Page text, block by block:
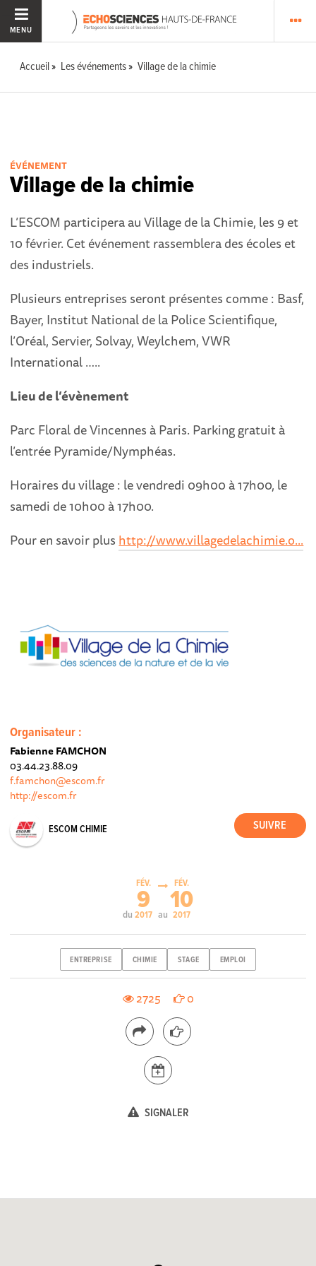
MENU
Accueil Les événements Village de la chimie
ÉVÉNEMENT
Village de la chimie
L’ESCOM participera au Village de la Chimie, les 9 et
10 février. Cet événement rassemblera des écoles et
des industriels.
Plusieurs entreprises seront présentes comme : Basf,
Bayer, Institut National de la Police Scientifique,
l’Oréal, Servier, Solvay, Weylchem, VWR
International …..
Lieu de l’évènement
Parc Floral de Vincennes à Paris. Parking gratuit à
l’entrée Pyramide/Nymphéas.
Horaires du village : le vendredi 09h00 à 17h00, le
samedi de 10h00 à 17h00.
Pour en savoir plus http://www.villagedelachimie.o...
Organisateur :
Fabienne FAMCHON
03.44.23.88.09
f.famchon@escom.fr
http://escom.fr
ESCOM CHIMIE
du
FÉV.
9
2017 au
FÉV.
10
2017
ENTREPRISE CHIMIE STAGE EMPLOI
2725 0
SIGNALER